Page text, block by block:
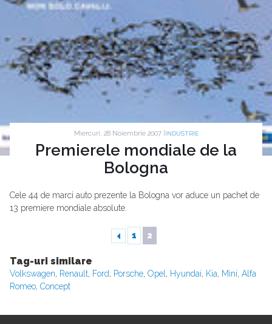
Miercuri, 28 Noiembrie 2007 | INDUSTRIE
Premierele mondiale de la
Bologna
Cele 44 de marci auto prezente la Bologna vor aduce un pachet de
13 premiere mondiale absolute.
1 2
Tag-uri similare
Volkswagen, Renault, Ford, Porsche, Opel , Hyundai, Kia, Mini, Alfa
Romeo, Concept